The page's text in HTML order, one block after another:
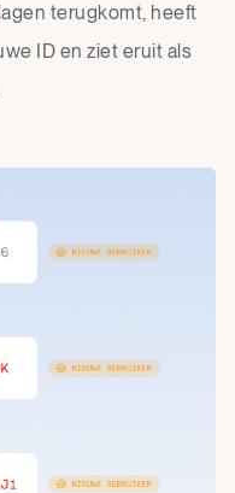
terugkomt, heeft
ID en ziet eruit als